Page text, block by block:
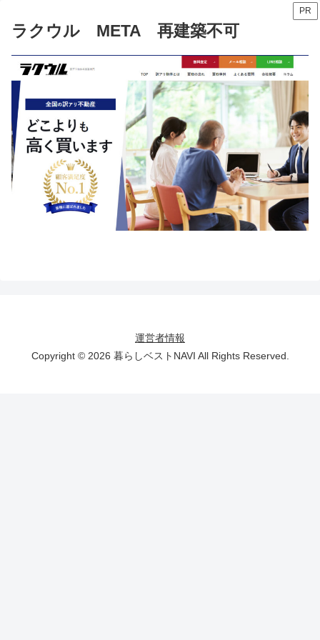
PR
ラクウル META 再建築不可
運営者情報
Copyright © 2026 暮らしベストNAVI All Rights Reserved.